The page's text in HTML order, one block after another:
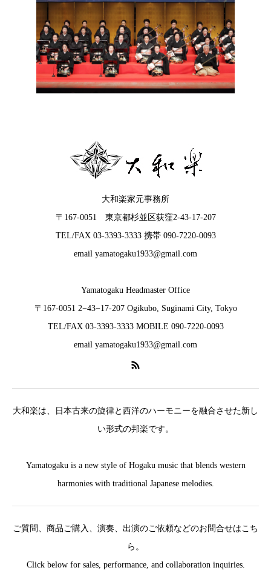
大和楽家元事務所
〒167-0051 東京都杉並区荻窪2-43-17-207
TEL/FAX 03-3393-3333 携帯 090-7220-0093
email yamatogaku1933@gmail.com
Yamatogaku Headmaster Office
〒167-0051 2−43−17-207 Ogikubo, Suginami City, Tokyo
TEL/FAX 03-3393-3333 MOBILE 090-7220-0093
email yamatogaku1933@gmail.com
大和楽は、日本古来の旋律と西洋のハーモニーを融合させた新し
い形式の邦楽です。
Yamatogaku is a new style of Hogaku music that blends western
harmonies with traditional Japanese melodies.
ご質問、商品ご購入、演奏、出演のご依頼などのお問合せはこち
ら。
Click below for sales, performance, and collaboration inquiries.